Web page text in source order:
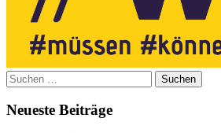
Suchen
nach:
Neueste Beiträge